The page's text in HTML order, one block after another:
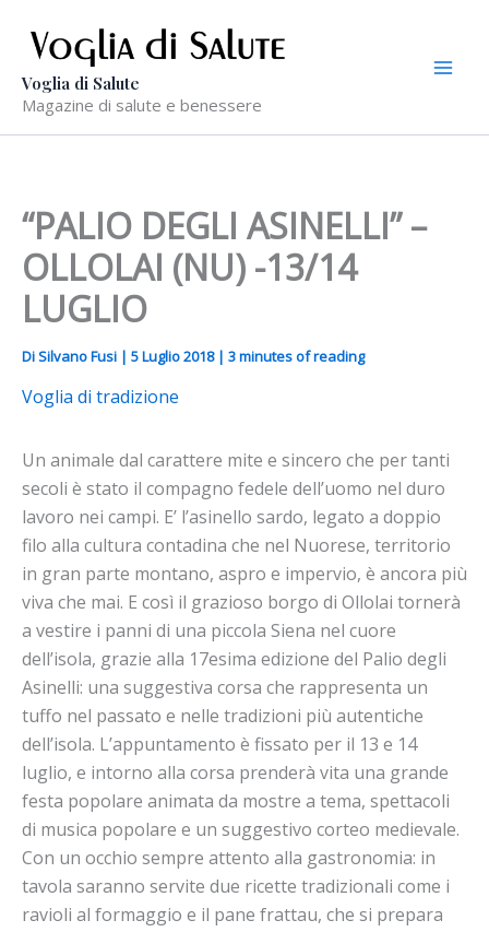
contenuto
Voglia di Salute
Magazine di salute e benessere
“PALIO DEGLI ASINELLI” –
OLLOLAI (NU) -13/14
LUGLIO
DiSilvano Fusi | 5 Luglio 2018 | 3 minutes of reading
Voglia di tradizione
Un animale dal carattere mite e sincero che per tanti
secoli è stato il compagno fedele dell’uomo nel duro
lavoro nei campi. E’ l’asinello sardo, legato a doppio
filo alla cultura contadina che nel Nuorese, territorio
in gran parte montano, aspro e impervio, è ancora più
viva che mai. E così il grazioso borgo di Ollolai tornerà
a vestire i panni di una piccola Siena nel cuore
dell’isola, grazie alla 17esima edizione del Palio degli
Asinelli: una suggestiva corsa che rappresenta un
tuffo nel passato e nelle tradizioni più autentiche
dell’isola. L’appuntamento è fissato per il 13 e 14
luglio, e intorno alla corsa prenderà vita una grande
festa popolare animata da mostre a tema, spettacoli
di musica popolare e un suggestivo corteo medievale.
Con un occhio sempre attento alla gastronomia: in
tavola saranno servite due ricette tradizionali come i
ravioli al formaggio e il pane frattau, che si prepara